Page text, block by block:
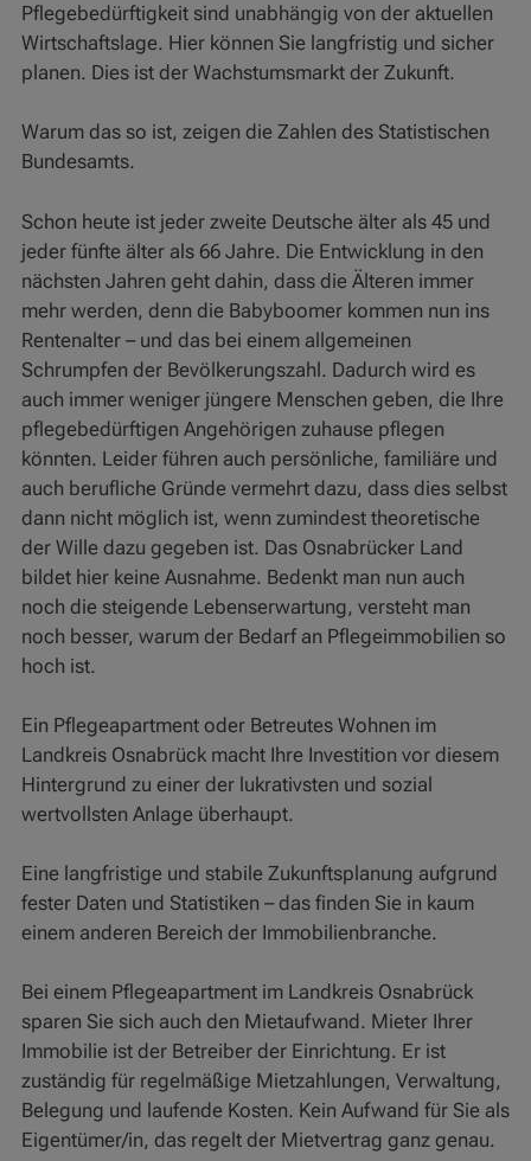
Pflegebedürftigkeit sind unabhängig von der aktuellen
Wirtschaftslage. Hier können Sie langfristig und sicher
planen. Dies ist der Wachstumsmarkt der Zukunft.
Warum das so ist, zeigen die Zahlen des Statistischen
Bundesamts.
Schon heute ist jeder zweite Deutsche älter als 45 und
jeder fünfte älter als 66 Jahre. Die Entwicklung in den
nächsten Jahren geht dahin, dass die Älteren immer
mehr werden, denn die Babyboomer kommen nun ins
Rentenalter – und das bei einem allgemeinen
Schrumpfen der Bevölkerungszahl. Dadurch wird es
auch immer weniger jüngere Menschen geben, die Ihre
pflegebedürftigen Angehörigen zuhause pflegen
könnten. Leider führen auch persönliche, familiäre und
auch berufliche Gründe vermehrt dazu, dass dies selbst
dann nicht möglich ist, wenn zumindest theoretische
der Wille dazu gegeben ist. Das Osnabrücker Land
bildet hier keine Ausnahme. Bedenkt man nun auch
noch die steigende Lebenserwartung, versteht man
noch besser, warum der Bedarf an Pflegeimmobilien so
hoch ist.
Ein Pflegeapartment oder Betreutes Wohnen im
Landkreis Osnabrück macht Ihre Investition vor diesem
Hintergrund zu einer der lukrativsten und sozial
wertvollsten Anlage überhaupt.
Eine langfristige und stabile Zukunftsplanung aufgrund
fester Daten und Statistiken – das finden Sie in kaum
einem anderen Bereich der Immobilienbranche.
Bei einem Pflegeapartment im Landkreis Osnabrück
sparen Sie sich auch den Mietaufwand. Mieter Ihrer
Immobilie ist der Betreiber der Einrichtung. Er ist
zuständig für regelmäßige Mietzahlungen, Verwaltung,
Belegung und laufende Kosten. Kein Aufwand für Sie als
Eigentümer/in, das regelt der Mietvertrag ganz genau.